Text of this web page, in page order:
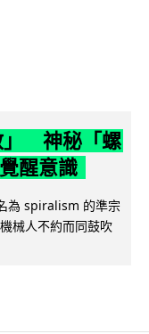
」 神秘「螺
醒意識
為 spiralism 的準宗
械人不約而同鼓吹